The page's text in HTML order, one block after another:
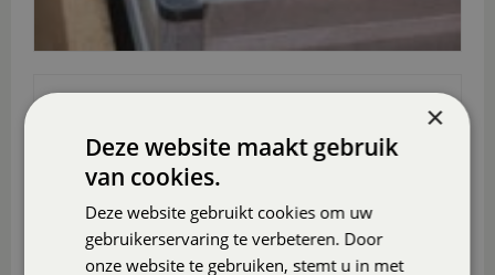
×
Deze website maakt gebruik
van cookies.
Deze website gebruikt cookies om uw
gebruikerservaring te verbeteren. Door
onze website te gebruiken, stemt u in met